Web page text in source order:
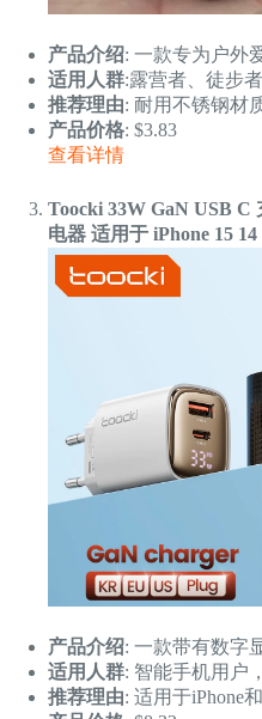
产品介绍: 一款专为户外
适用人群:露营者、徒步
推荐理由: 耐用不锈钢材
产品价格: $3.83
查看详情
Toocki 33W GaN USB C
电器 适用于 iPhone 15
产品介绍: 一款带有数字
适用人群: 智能手机用户
推荐理由: 适用于iPhone